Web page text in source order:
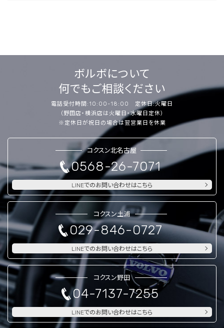
ボルボについて
何でもご相談ください
電話受付時間:10:00-18:00 定休日:火曜日
（野田店・横浜店は火曜日・水曜日定休）
※定休日が祝日の場合は翌営業日を休業
コクスン北名古屋
0568-26-7071
LINEでのお問い合わせはこちら
コクスン土浦
029-846-0727
LINEでのお問い合わせはこちら
コクスン野田
04-7137-7255
LINEでのお問い合わせはこちら